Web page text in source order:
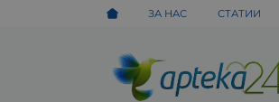
ЗА НАС СТАТИИ